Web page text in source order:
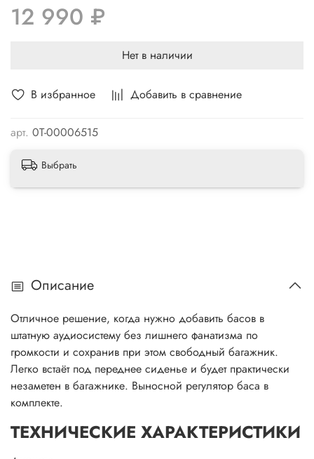
В избранное Добавить в сравнение
арт. 0Т-00006515
12 990 ₽
Нет в наличии
Выбрать
Описание
Отличное решение, когда нужно добавить басов в
штатную аудиосистему без лишнего фанатизма по
громкости и сохранив при этом свободный багажник.
Легко встаёт под переднее сиденье и будет практически
незаметен в багажнике. Выносной регулятор баса в
комплекте.
ТЕХНИЧЕСКИЕ ХАРАКТЕРИСТИКИ